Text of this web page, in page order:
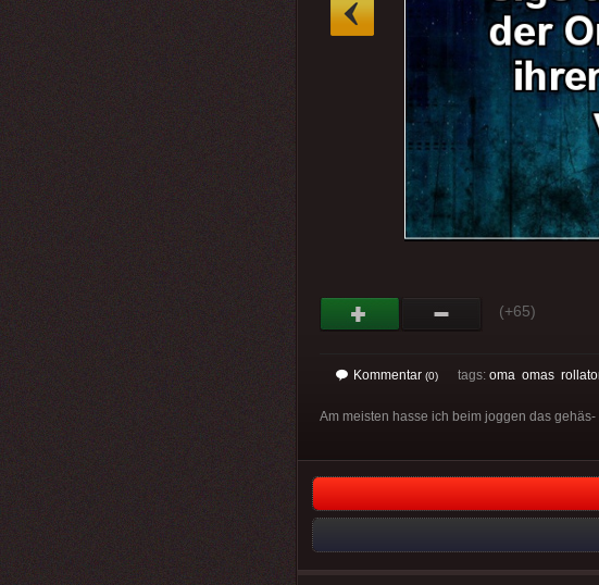
(+65)
Kommentar (0) tags: oma omas
Am meisten hasse ich beim joggen das